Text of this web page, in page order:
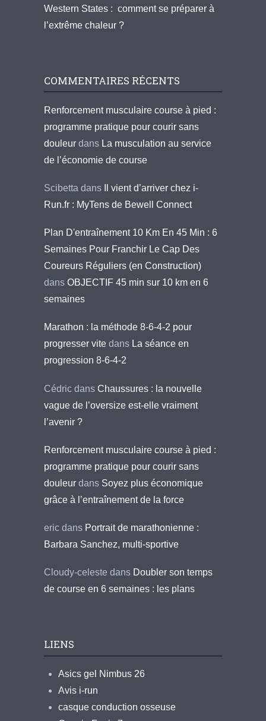
Western States : comment se préparer à
l’extrême chaleur ?
COMMENTAIRES RÉCENTS
Renforcement musculaire course à pied :
programme pratique pour courir sans
douleur dans La musculation au service
de l’économie de course
Scibetta dans
Il vient d’arriver chez i-
Run.fr : MyTens de Bewell Connect
Plan D'entraînement 10 Km En 45 Min : 6
Semaines Pour Franchir Le Cap Des
Coureurs Réguliers (en Construction)
dans OBJECTIF 45 min sur 10 km en 6
semaines
Marathon : la méthode 8-6-4-2 pour
progresser vite dans La séance en
progression 8-6-4-2
Cédric dans Chaussures : la nouvelle
vague de l’oversize est-elle vraiment
l’avenir ?
Renforcement musculaire course à pied :
programme pratique pour courir sans
douleur dans Soyez plus économique
grâce à l’entraînement de la force
eric dans Portrait de marathonienne :
Barbara Sanchez, multi-sportive
Cloudy-celeste dans Doubler son temps
de course en 6 semaines : les plans
LIENS
Asics gel Nimbus 26
Avis i-run
casque conduction osseuse